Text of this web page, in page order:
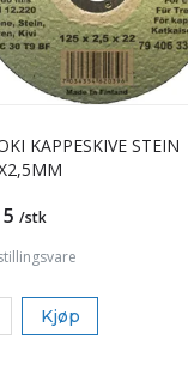
KAPPESKIVE STEIN
/stk
Kjøp